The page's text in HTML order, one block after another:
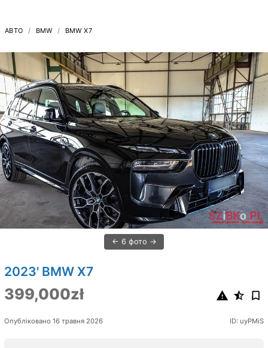
АВТО BMW BMW X7
6 фото
2023' BMW X7
399,000zł
Опубліковано 16 травня 2026 ID: uyPMiS